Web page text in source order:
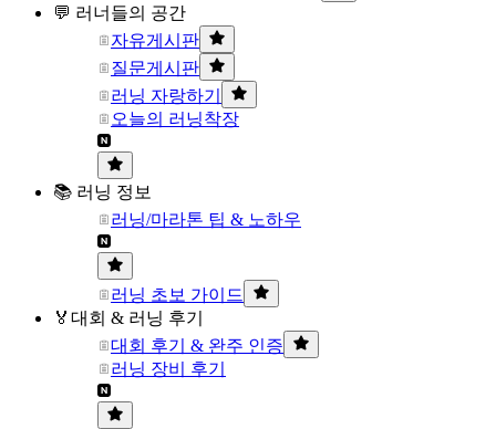
💬 러너들의 공간
자유게시판
질문게시판
러닝 자랑하기
오늘의 러닝착장
📚 러닝 정보
러닝/마라톤 팁 & 노하우
러닝 초보 가이드
🏅대회 & 러닝 후기
대회 후기 & 완주 인증
러닝 장비 후기